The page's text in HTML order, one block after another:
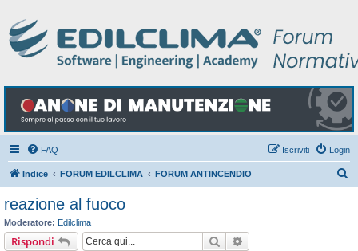
FAQ Login
Iscriviti
Indice FORUM EDILCLIMA FORUM ANTINCENDIO
reazione al fuoco
Moderatore: Edilclima
Rispondi Cerca